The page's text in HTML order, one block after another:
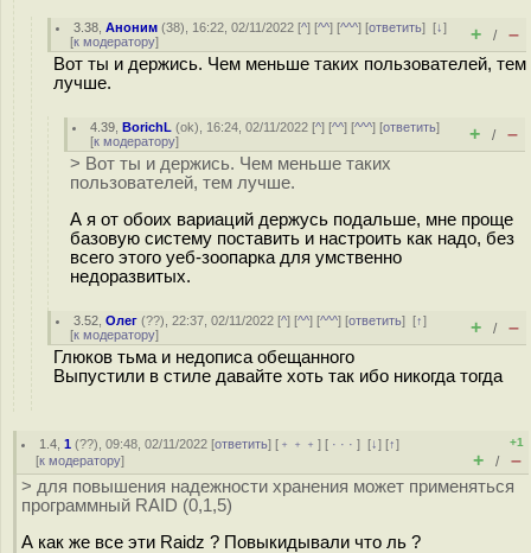
3.38 ,Аноним (38), 16:22, 02/11/2022 [^] [^^] [^^^] [ответить][↓]
[к модератору] + / –
Вот ты и держись. Чем меньше таких пользователей, тем
лучше.
4.39 ,BorichL (ok), 16:24, 02/11/2022 [^] [^^] [^^^] [ответить]
[к модератору] + / –
> Вот ты и держись. Чем меньше таких
пользователей, тем лучше.
А я от обоих вариаций держусь подальше, мне проще
базовую систему поставить и настроить как надо, без
всего этого уеб-зоопарка для умственно
недоразвитых.
3.52 ,Олег (??), 22:37, 02/11/2022 [^] [^^] [^^^] [ответить][↑]
[к модератору] + / –
Глюков тьма и недописа обещанного
Выпустили в стиле давайте хоть так ибо никогда тогда
1.4 ,1 (??), 09:48, 02/11/2022 [ответить] [ ﹢﹢﹢] [ · · ·][↓] [↑]
[к модератору]
+1
+ / –
> для повышения надежности хранения может применяться
программный RAID (0,1,5)
А как же все эти Raidz ? Повыкидывали что ль ?